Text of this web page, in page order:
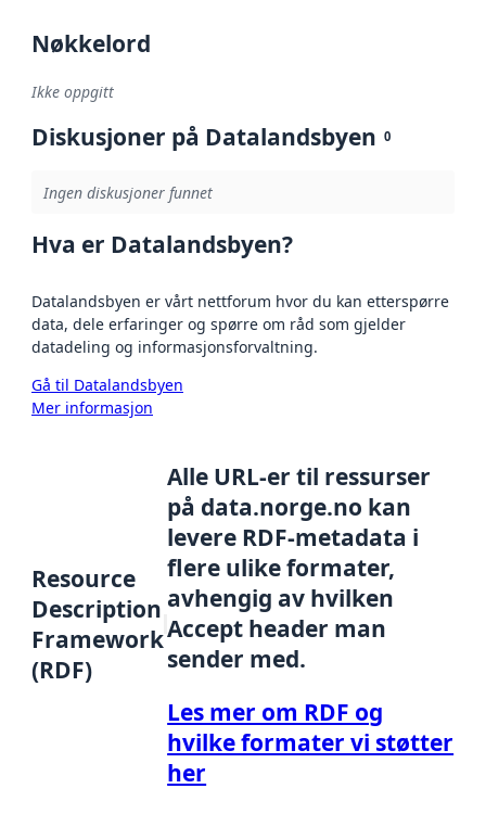
Nøkkelord
Ikke oppgitt
Diskusjoner på Datalandsbyen 0
Ingen diskusjoner funnet
Hva er Datalandsbyen?
Datalandsbyen er vårt nettforum hvor du kan etterspørre
data, dele erfaringer og spørre om råd som gjelder
datadeling og informasjonsforvaltning.
Gå til Datalandsbyen
Mer informasjon
Resource
Description
Framework
(RDF)
Alle URL-er til ressurser
på data.norge.no kan
levere RDF-metadata i
flere ulike formater,
avhengig av hvilken
Accept header man
sender med.
Les mer om RDF og
hvilke formater vi støtter
her